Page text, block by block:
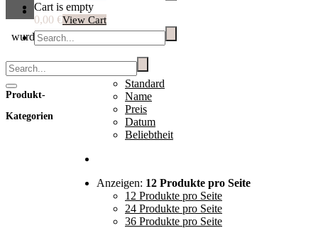
Cart is empty
0,00 €View Cart
wurde in deinen Einkaufswagen hinzugefügt.
Sortieren nach:
Standard
Name
Preis
Datum
Beliebtheit
Anzeigen: 12 Produkte pro Seite
12 Produkte pro Seite
24 Produkte pro Seite
36 Produkte pro Seite
Warenkorb
Produkt-
Kategorien